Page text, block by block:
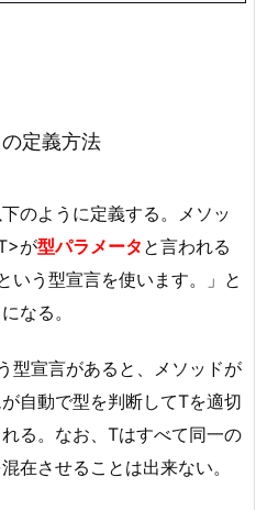
定義方法
のように定義する。メソッ
が型パラメータ と言われる
いう型宣言を使います。」と
なる。
型宣言があると、メソッドが
自動で型を判断してTを適切
る。なお、Tはすべて同一の
在させることは出来ない。